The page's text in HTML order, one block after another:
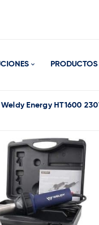
PRODUCTOS
Weldy Energy HT1600